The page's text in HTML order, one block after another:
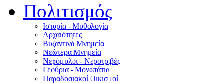
Πολιτισμός
Ιστορία - Μυθολογία
Αρχαιότητες
Βυζαντινά Μνημεία
Νεώτερα Μνημεία
Νερόμυλοι - Nεροτριβές
Γεφύρια - Μονοπάτια
Παραδοσιακοί Οικισμοί